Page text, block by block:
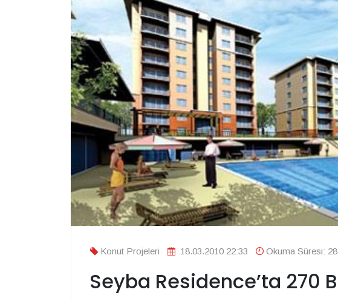
Konut Projeleri 18.03.2010 22:33 Okuma Süresi:
Seyba Residence’ta 270